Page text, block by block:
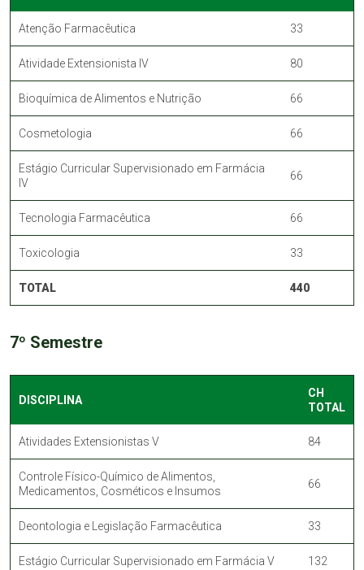
Atenção Farmacêutica 33
Atividade Extensionista IV 80
Bioquímica de Alimentos e Nutrição 66
Cosmetologia 66
Estágio Curricular Supervisionado em Farmácia
IV
66
Tecnologia Farmacêutica 66
Toxicologia 33
TOTAL 440
7º Semestre
DISCIPLINA
CH
TOTAL
Atividades Extensionistas V 84
Controle Físico-Químico de Alimentos,
Medicamentos, Cosméticos e Insumos
66
Deontologia e Legislação Farmacêutica 33
Estágio Curricular Supervisionado em Farmácia V 132